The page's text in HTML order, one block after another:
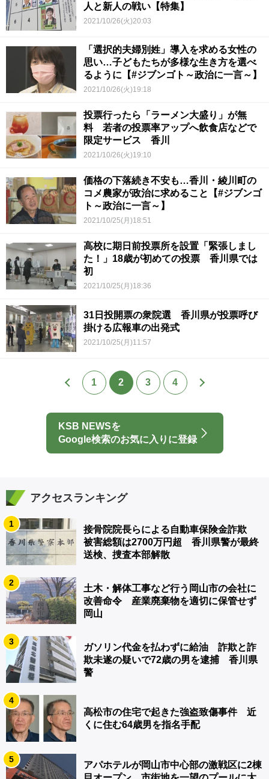
人と新人の戦い【特集】
2021/10/26(火)20:03
「選択的夫婦別姓」導入を求める女性の
思い…子どもたちが多様な生き方を選べ
るように【#ジブンゴト～政治に一言～】
2021/10/26(火)19:18
投票行ったら「ラーメン大盛り」が無
料 若者の投票率アップへ飲食店などで
限定サービス 香川
2021/10/26(火)19:10
価格の下落続き不安も…香川・綾川町の
コメ農家が政治に求めること【#ジブンゴ
ト～政治に一言～】
2021/10/25(月)18:51
高校に期日前投票所を設置「緊張しまし
た！」18歳が初めての投票 香川県では
初
2021/10/25(月)18:36
31日投開票の衆院選 香川県が投票呼び
掛ける広報車の出発式
2021/10/25(月)11:57
1 2 3 4
KSB NEWSを
Google検索のお気に入りに登録
アクセスランキング
1
接骨院院長らによる自動車保険金詐欺
被害総額は2700万円超 香川県警が最終
送検、捜査本部解散
2
土木・解体工事など行う岡山市の会社に
改善命令 産業廃棄物を適切に保管せず
岡山
3
ガソリン代金を払わずに給油 詐欺と詐
欺未遂の疑いで72歳の男を逮捕 香川県
警
4
高松市の住宅で起きた強盗致傷事件 近
くに住む64歳男を指名手配
5
アパホテルが岡山市中心部の激戦区に2棟